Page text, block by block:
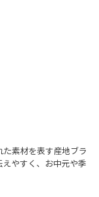
素材を表す産地ブラ
やすく、お中元や季